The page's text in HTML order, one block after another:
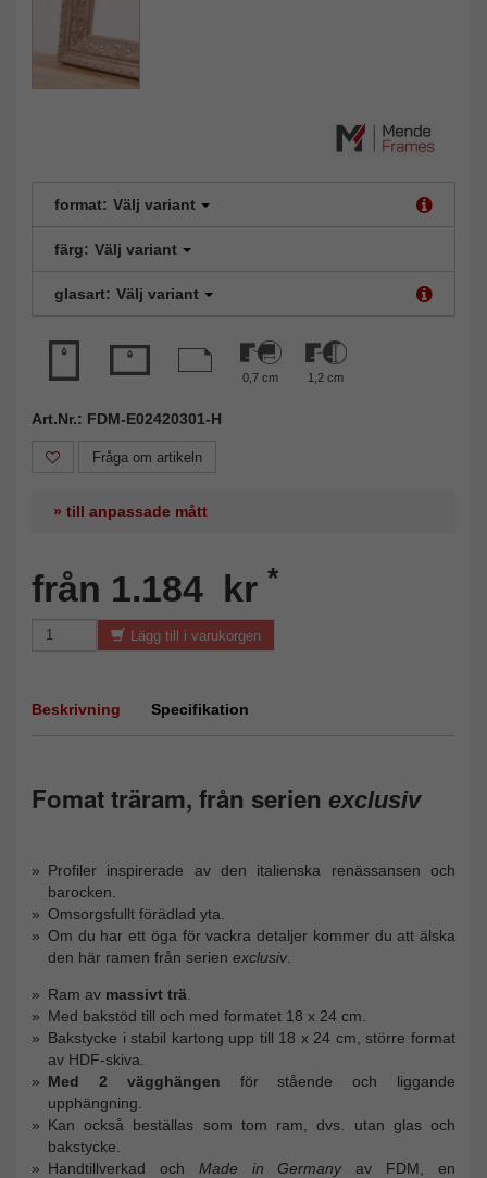
format: Välj variant
färg: Välj variant
glasart: Välj variant
0,7 cm 1,2 cm
Art.Nr.: FDM-E02420301-H
Fråga om artikeln
» till anpassade mått
från 1.184 kr *
Lägg till i varukorgen
Beskrivning Specifikation
Fomat träram, från serien exclusiv
Profiler inspirerade av den italienska renässansen och
barocken.
Omsorgsfullt förädlad yta.
Om du har ett öga för vackra detaljer kommer du att älska
den här ramen från serien exclusiv.
Ram av massivt trä
Med bakstöd till och med formatet 18 x 24 cm.
Bakstycke i stabil kartong upp till 18 x 24 cm, större format
av HDF-skiva.
Med 2 vägghängen för stående och liggande
upphängning.
Kan också beställas som tom ram, dvs. utan glas och
bakstycke.
Handtillverkad och Made in Germanyav FDM, en